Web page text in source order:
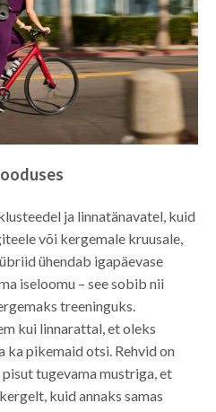
ja linnatänavatel, kuid
või kergemale kruusale,
ühendab igapäevase
iseloomu – see sobib nii
treeninguks.
kui linnarattal, et oleks
ka pikemaid otsi. Rehvid on
tugevama mustriga, et
kuid annaks samas